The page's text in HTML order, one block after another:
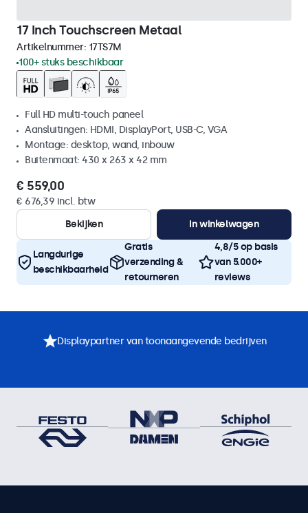
17 Inch Touchscreen Metaal
Artikelnummer: 17TS7M
100+ stuks beschikbaar
Full HD multi-touch paneel
Aansluitingen: HDMI, DisplayPort, USB-C, VGA
Montage: desktop, wand, inbouw
Buitenmaat: 430 x 263 x 42 mm
€ 559,00
€ 676,39 incl. btw
Bekijken
In winkelwagen
Langdurige
beschikbaarheid
Gratis
verzending &
retourneren
4,8/5 op basis
van 5.000+
reviews
Displaypartner van toonaangevende bedrijven